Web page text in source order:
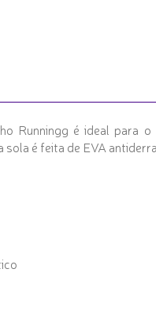
Runningg é ideal
sola é feita de EVA